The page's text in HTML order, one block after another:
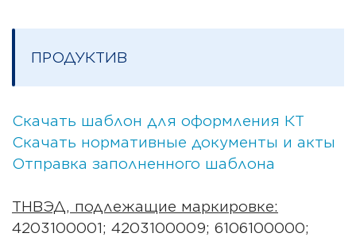
ПРОДУКТИВ
Скачать шаблон для оформления КТ
Скачать нормативные документы и акты
Отправка заполненного шаблона
ТНВЭД, подлежащие маркировке:
4203100001; 4203100009; 6106100000;